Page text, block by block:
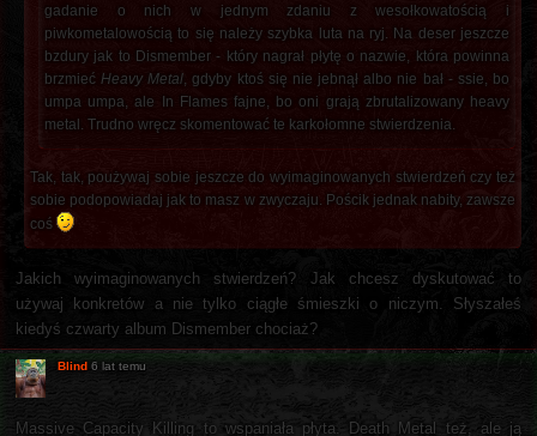
gadanie o nich w jednym zdaniu z wesołkowatością i
piwkometalowością to się należy szybka luta na ryj. Na deser jeszcze
bzdury jak to Dismember - który nagrał płytę o nazwie, która powinna
brzmiećHeavy Metal, gdyby ktoś się nie jebnął albo nie bał - ssie, bo
umpa umpa, ale In Flames fajne, bo oni grają zbrutalizowany heavy
metal. Trudno wręcz skomentować te karkołomne stwierdzenia.
Tak, tak, poużywaj sobie jeszcze do wyimaginowanych stwierdzeń czy też
sobie podopowiadaj jak to masz w zwyczaju. Pościk jednak nabity, zawsze
coś
Jakich wyimaginowanych stwierdzeń? Jak chcesz dyskutować to
używaj konkretów a nie tylko ciągłe śmieszki o niczym. Słyszałeś
kiedyś czwarty album Dismember chociaż?
Blind 6 lat temu
Massive Capacity Killing to wspaniała płyta. Death Metal też, ale ją